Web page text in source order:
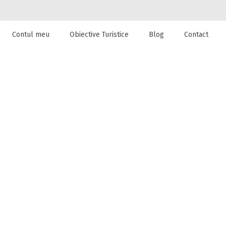
cazare la
Contul meu Obiective Turistice Blog Contact